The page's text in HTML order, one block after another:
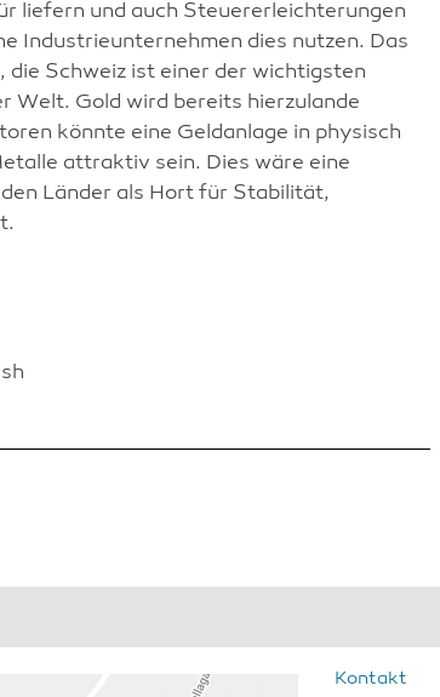
liefern und auch Steuererleichterungen
Industrieunternehmen dies nutzen. Das
Schweiz ist einer der wichtigsten
Welt. Gold wird bereits hierzulande
könnte eine Geldanlage in physisch
attraktiv sein. Dies wäre eine
Länder als Hort für Stabilität,
Kontakt